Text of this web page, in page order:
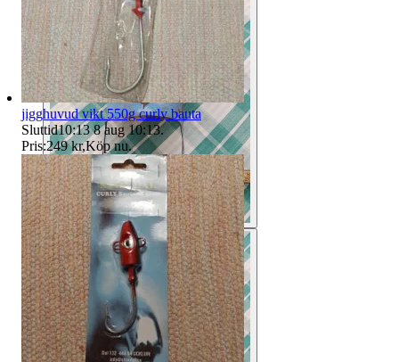
jigghuvud vikt 550g curly bauta
Sluttid10:13 8 aug 10:13.
Pris:249 kr,Köp nu.